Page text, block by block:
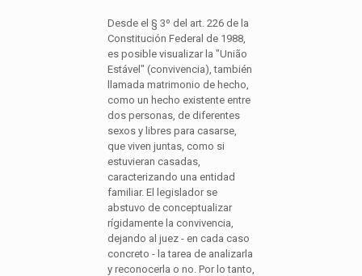
Desde el § 3º del art. 226 de la
Constitución Federal de 1988,
es posible visualizar la "União
Estável" (convivencia), también
llamada matrimonio de hecho,
como un hecho existente entre
dos personas, de diferentes
sexos y libres para casarse,
que viven juntas, como si
estuvieran casadas,
caracterizando una entidad
familiar. El legislador se
abstuvo de conceptualizar
rígidamente la convivencia,
dejando al juez - en cada caso
concreto - la tarea de analizarla
y reconocerla o no. Por lo tanto,